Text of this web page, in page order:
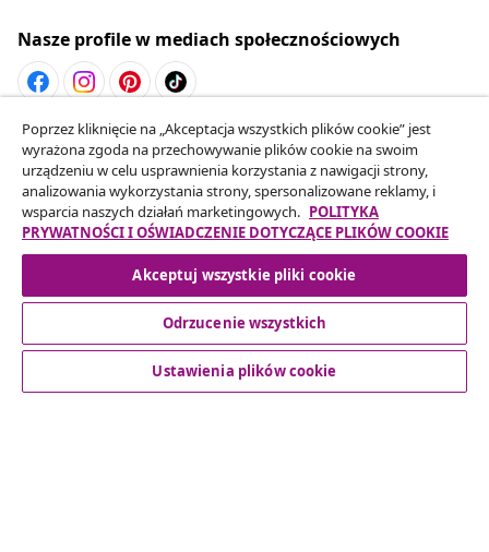
Nasze profile w mediach społecznościowych
Odstąpienie od umowy
Złóż wniosek o odstąpienie od umowy dotyczącej
Twojego zamówienia.
Odstąpienie od umowy
Obsługa Klienta
Poprzez kliknięcie na „Akceptacja wszystkich plików cookie” jest
wyrażona zgoda na przechowywanie plików cookie na swoim
urządzeniu w celu usprawnienia korzystania z nawigacji strony,
analizowania wykorzystania strony, spersonalizowane reklamy, i
wsparcia naszych działań marketingowych. POLITYKA
PRYWATNOŚCI I OŚWIADCZENIE DOTYCZĄCE PLIKÓW COOKIE
Akceptuj wszystkie pliki cookie
Odrzucenie wszystkich
Ustawienia plików cookie